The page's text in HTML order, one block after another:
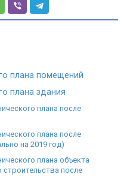
плана помещений
плана здания
плана после
плана после
на 2019 год)
плана объекта
после